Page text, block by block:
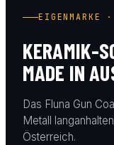
EIGENMARKE
KERAMIK-
MADE IN
Das Fluna Gun
Metall
Österreich.